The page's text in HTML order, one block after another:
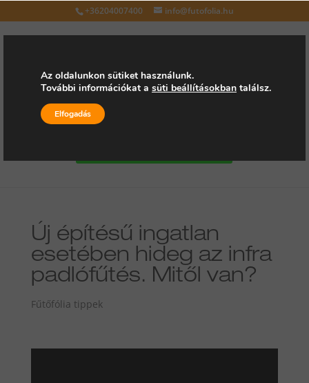
+36204007400 info@futofolia.hu
Válasszon oldalt
Új építésű ingatlan
esetében hideg az infra
padlófűtés. Mitől van?
Fűtőfólia tippek
Az oldalunkon sütiket használunk.
További információkat a süti beállításokban találsz.
Elfogadás